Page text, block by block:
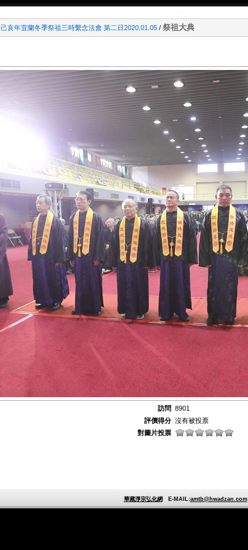
己亥年宜蘭冬季祭祖三時繫念法會 第二日2020.01.05 / 祭祖大典
訪問 8901
評價得分 沒有被投票
對圖片投票
華藏淨宗弘化網E-MAIL:amtb@hwadzan.com